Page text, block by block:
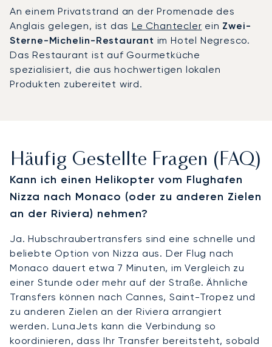
An einem Privatstrand an der Promenade des
Anglais gelegen, ist dasLe Chantecler ein Zwei-
Sterne-Michelin-Restaurant im Hotel Negresco.
Das Restaurant ist auf Gourmetküche
spezialisiert, die aus hochwertigen lokalen
Produkten zubereitet wird.
Häufig Gestellte Fragen (FAQ)
Kann ich einen Helikopter vom Flughafen
Nizza nach Monaco (oder zu anderen Zielen
an der Riviera) nehmen?
Ja. Hubschraubertransfers sind eine schnelle und
beliebte Option von Nizza aus. Der Flug nach
Monaco dauert etwa 7 Minuten, im Vergleich zu
einer Stunde oder mehr auf der Straße. Ähnliche
Transfers können nach Cannes, Saint-Tropez und
zu anderen Zielen an der Riviera arrangiert
werden. LunaJets kann die Verbindung so
koordinieren, dass Ihr Transfer bereitsteht, sobald